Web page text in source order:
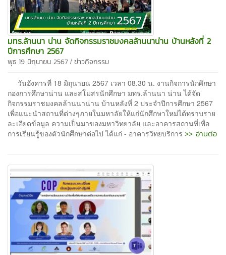
มทร.ล้านนา น่าน จัดกิจกรรมราชมงคลล้านนาน่าน บ้านหลังที่ 2
ปีการศึกษา 2567
พุธ 19 มิถุนายน 2567 / ข่าวกิจกรรม
วันอังคารที่ 18 มิถุนายน 2567 เวลา 08.30 น. งานกิจการนักศึกษา
กองการศึกษาน่าน และสโมสรนักศึกษา มทร.ล้านนา น่าน ได้จัด
กิจกรรมราชมงคลล้านนาน่าน บ้านหลังที่ 2 ประจำปีการศึกษา 2567
เพื่อแนะนำสถานที่ต่างๆภายในมหาลัยให้แก่นักศึกษาใหม่ได้ทราบราย
ละเอียดข้อมูล ความเป็นมาของมหาวิทยาลัย และอาคารสถานที่เพื่อ
การเรียนรู้ของตัวนักศึกษาต่อไป ได้แก่ - อาคารวิทยบริการ >> อ่านต่อ